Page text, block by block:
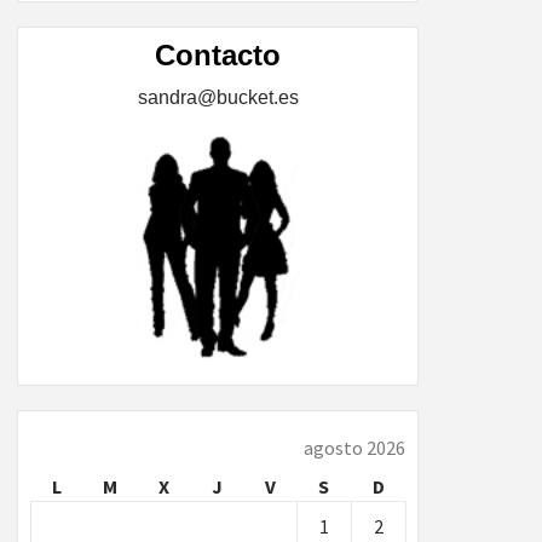
Contacto
sandra@bucket.es
agosto 2026
L
M X J V S
D
1
2